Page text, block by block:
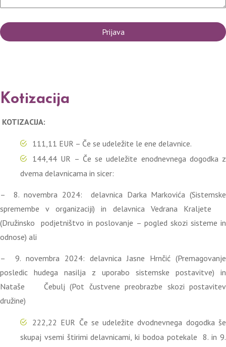
Kotizacija
KOTIZACIJA:
111,11 EUR – Če se udeležite le ene delavnice.
144,44 UR – Če se udeležite enodnevnega dogodka z
dvema delavnicama in sicer:
– 8. novembra 2024: delavnica Darka Markovića (Sistemske
spremembe v organizaciji) in delavnica Vedrana Kraljete
(Družinsko podjetništvo in poslovanje – pogled skozi sisteme in
odnose) ali
– 9. novembra 2024: delavnica Jasne Hrnčić (Premagovanje
posledic hudega nasilja z uporabo sistemske postavitve) in
Nataše Čebulj (Pot čustvene preobrazbe skozi postavitev
družine)
222,22 EUR Če se udeležite dvodnevnega dogodka še
skupaj vsemi štirimi delavnicami, ki bodoa potekale 8. in 9.